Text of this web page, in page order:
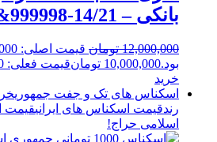
بانکی – 14/21-999998&9
12,000,000 تومان
بود.10,000,000 تومانقیمت فعلی: 10,000,000 تومان.
خرید
اسکناس های تک و جفت جمهوری
رندقیمت اسکناس های ایرانیقیمت
اسلامی حراج!